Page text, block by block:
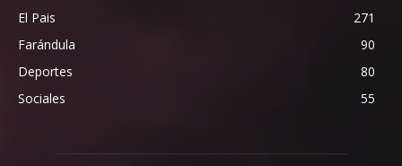
El Pais
271
Farándula
90
Deportes
80
Sociales
55